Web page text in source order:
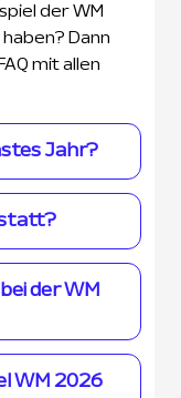
der WM
Dann
mit allen
Jahr?
Aufgrund der
32 auf 48
Turnier über 5
31. Mai 2026
statt?
in gleich 3
3
komplexes
sodass in
der WM
wird in Mexiko
WM 2026